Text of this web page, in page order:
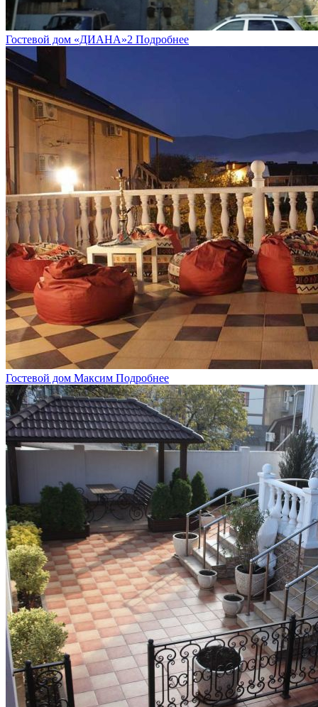
Гостевой дом «ДИАНА»2 Подробнее
Гостевой дом Максим Подробнее